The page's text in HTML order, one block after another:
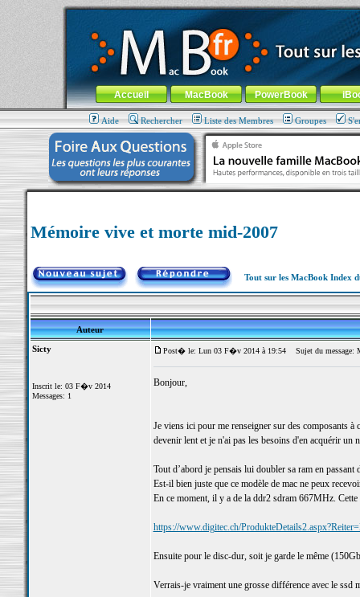
MacBook-fr.com : 100% Apple... 100% nomade !
Aller au contenu-Aller au menu général-Aller au menu de
Menu général
Accueil MacBook PowerBook
Aide Rechercher Liste des Membres Groupes
Mémoire vive et morte mid-2007
Tout sur les MacBook Index
Auteur
Sicty
Inscrit le: 03 F�v 2014
Messages: 1
Post� le: Lun 03 F�v 2014 à 19:54 Sujet du message:
Bonjour,
Je viens ici pour me renseigner sur des composants
devenir lent et je n'ai pas les besoins d'en acquérir un
Tout d’abord je pensais lui doubler sa ram en passant
Est-il bien juste que ce modèle de mac ne peux
En ce moment, il y a de la ddr2 sdram 667MHz. Cette
https://www.digitec.ch/
Ensuite pour le disc-dur, soit je garde le même
Verrais-je vraiment une grosse différence avec le ssd